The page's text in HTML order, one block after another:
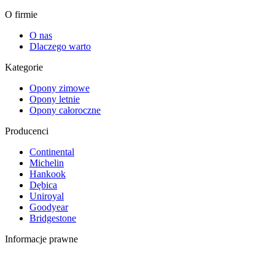
O firmie
O nas
Dlaczego warto
Kategorie
Opony zimowe
Opony letnie
Opony całoroczne
Producenci
Continental
Michelin
Hankook
Dębica
Uniroyal
Goodyear
Bridgestone
Informacje prawne